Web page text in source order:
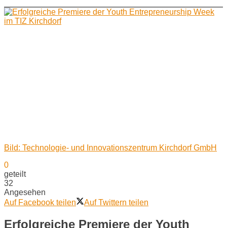
Bild: Technologie- und Innovationszentrum Kirchdorf GmbH
0
geteilt
32
Angesehen
Auf Facebook teilen
Auf Twittern teilen
Erfolgreiche Premiere der Youth